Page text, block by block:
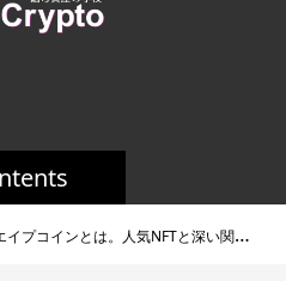
プコインとは。人気NFTと深い関係にあるブロックチェーン・暗号通貨の特徴や価格推移を解説